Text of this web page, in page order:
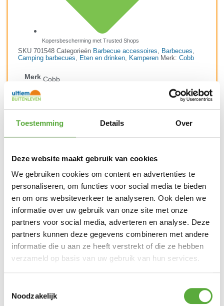
Toestemming Details Over
Deze website maakt gebruik van cookies
We gebruiken cookies om content en advertenties te
personaliseren, om functies voor social media te bieden
en om ons websiteverkeer te analyseren. Ook delen we
informatie over uw gebruik van onze site met onze
partners voor social media, adverteren en analyse. Deze
partners kunnen deze gegevens combineren met andere
informatie die u aan ze heeft verstrekt of die ze hebben
verzameld op basis van uw gebruik van hun services.
Noodzakelijk
Kopersbescherming met Trusted Shops
SKU701548Categorieën Barbecue accessoires Barbecues
Camping barbecues
Eten en drinken Kamperen Merk:Cobb
Merk Cobb
SKU
Gratis verzending vanaf €250,-*